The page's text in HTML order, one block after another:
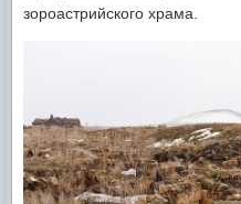
зороастрийского храма.